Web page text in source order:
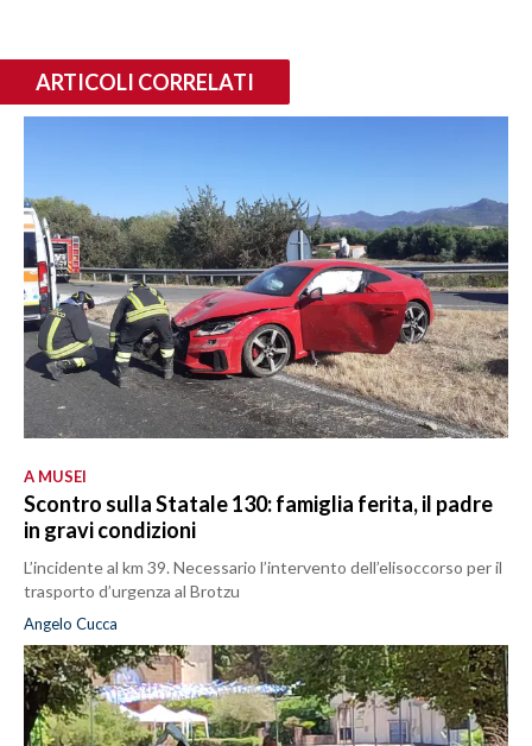
ARTICOLI CORRELATI
A MUSEI
Scontro sulla Statale 130: famiglia ferita, il padre
in gravi condizioni
L’incidente al km 39. Necessario l’intervento dell’elisoccorso per il
trasporto d’urgenza al Brotzu
Angelo Cucca